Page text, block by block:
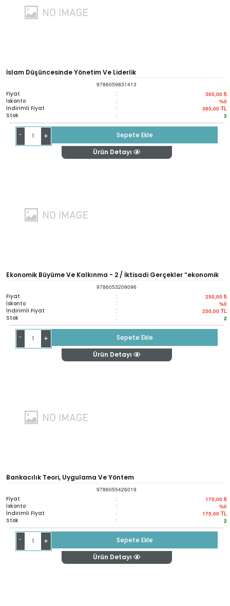
İslam Düşüncesinde Yönetim Ve Liderlik
9786059831413
Fiyat : 365,00 ₺
İskonto : %0
İndirimli Fiyat : 365,00 TL
Stok : 3
- +
Sepete Ekle
Ürün Detayı
Ekonomik Büyüme Ve Kalkınma - 2 / İktisadi Gerçekler “ekonomik
Büyüme Ve Kalkınma” Başlıklı Kitabı Tamamlayıcı Seçilmiş Eserler
9786053209096
Fiyat : 250,00 ₺
İskonto : %0
İndirimli Fiyat : 250,00 TL
Stok : 2
- +
Sepete Ekle
Ürün Detayı
Bankacılık Teori, Uygulama Ve Yöntem
9786055426019
Fiyat : 175,00 ₺
İskonto : %0
İndirimli Fiyat : 175,00 TL
Stok : 2
- +
Sepete Ekle
Ürün Detayı